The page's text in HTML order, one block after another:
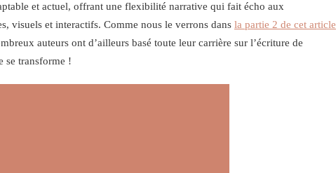
et actuel, offrant une flexibilité narrative qui fait écho aux
visuels et interactifs. Comme nous le verrons dans la partie 2 de cet article
auteurs ont d’ailleurs basé toute leur carrière sur l’écriture de
se transforme !